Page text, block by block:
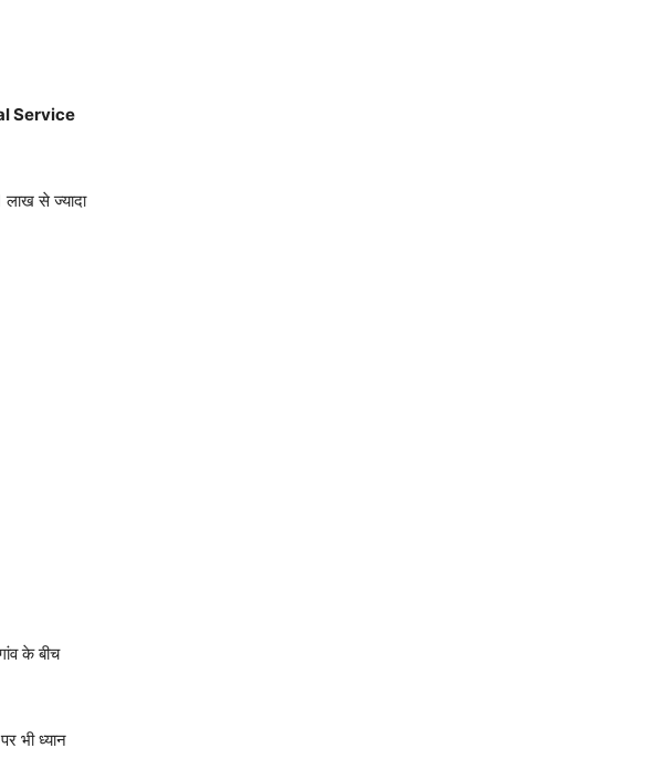
Service
से ज्यादा
के बीच
भी ध्यान